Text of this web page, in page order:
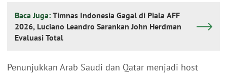
Baca Juga: Timnas Indonesia Gagal di Piala AFF
2026, Luciano Leandro Sarankan John Herdman
Evaluasi Total
Penunjukkan Arab Saudi dan Qatar menjadi host